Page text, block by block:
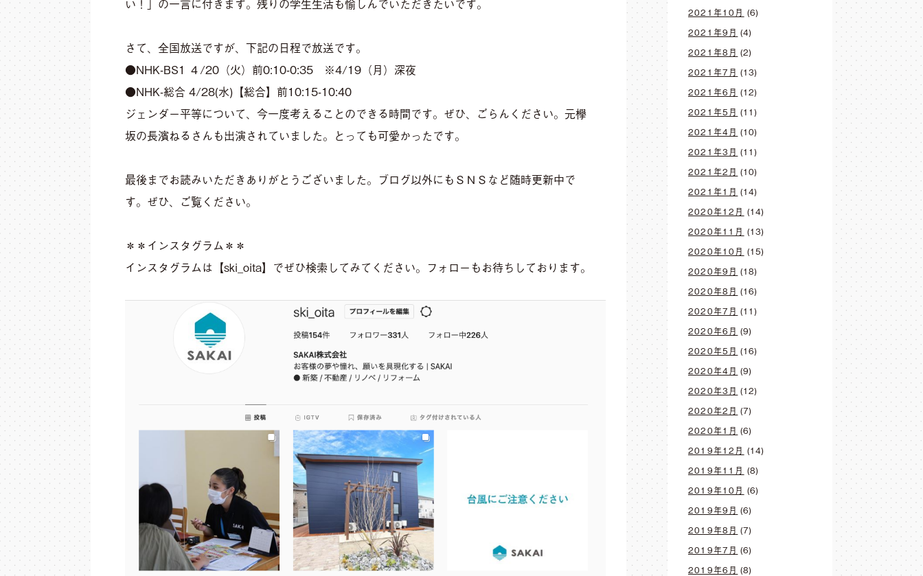
い！」の一言に付きます。残りの学生生活も愉しんでいただきたいです。
さて、全国放送ですが、下記の日程で放送です。
●NHK-BS1 ４/20（火）前0:10-0:35 ※4/19（月）深夜
●NHK-総合 4/28(水)【総合】前10:15-10:40
ジェンダー平等について、今一度考えることのできる時間です。ぜひ、ごらんください。元欅
坂の長濱ねるさんも出演されていました。とっても可愛かったです。
最後までお読みいただきありがとうございました。ブログ以外にもＳＮＳなど随時更新中で
す。ぜひ、ご覧ください。
＊＊インスタグラム＊＊
インスタグラムは【ski_oita】でぜひ検索してみてください。フォローもお待ちしております。
2021年10月 (6)
2021年9月 (4)
2021年8月 (2)
2021年7月 (13)
2021年6月 (12)
2021年5月 (11)
2021年4月 (10)
2021年3月 (11)
2021年2月 (10)
2021年1月 (14)
2020年12月 (14)
2020年11月 (13)
2020年10月 (15)
2020年9月 (18)
2020年8月 (16)
2020年7月 (11)
2020年6月 (9)
2020年5月 (16)
2020年4月 (9)
2020年3月 (12)
2020年2月 (7)
2020年1月 (6)
2019年12月 (14)
2019年11月 (8)
2019年10月 (6)
2019年9月 (6)
2019年8月 (7)
2019年7月 (6)
2019年6月 (8)